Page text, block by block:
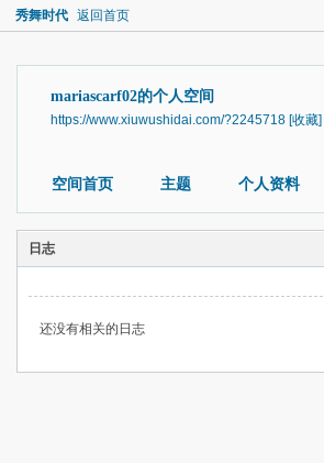
秀舞时代 返回首页
mariascarf02的个人空间
https://www.xiuwushidai.com/?2245718 [收藏]
空间首页 主题 个人资料
日志
还没有相关的日志